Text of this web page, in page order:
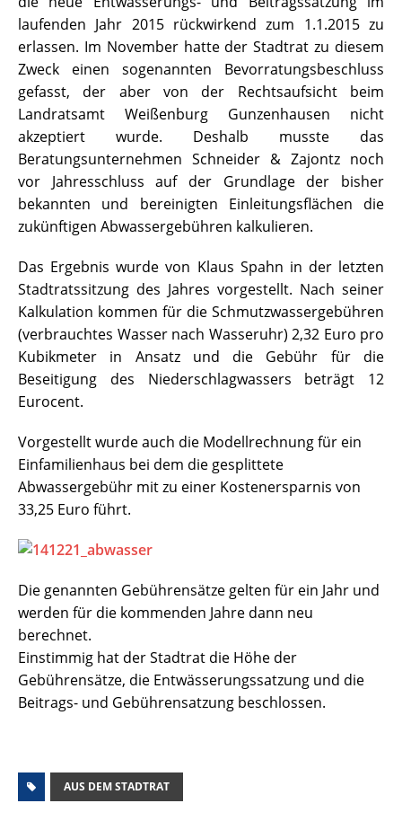
laufenden Jahr 2015 rückwirkend zum 1.1.2015 zu
erlassen. Im November hatte der Stadtrat zu diesem
Zweck einen sogenannten Bevorratungsbeschluss
gefasst, der aber von der Rechtsaufsicht beim
Landratsamt Weißenburg Gunzenhausen nicht
akzeptiert wurde. Deshalb musste das
Beratungsunternehmen Schneider & Zajontz noch
vor Jahresschluss auf der Grundlage der bisher
bekannten und bereinigten Einleitungsflächen die
zukünftigen Abwassergebühren kalkulieren.
Das Ergebnis wurde von Klaus Spahn in der letzten
Stadtratssitzung des Jahres vorgestellt. Nach seiner
Kalkulation kommen für die Schmutzwassergebühren
(verbrauchtes Wasser nach Wasseruhr) 2,32 Euro pro
Kubikmeter in Ansatz und die Gebühr für die
Beseitigung des Niederschlagwassers beträgt 12
Eurocent.
Vorgestellt wurde auch die Modellrechnung für ein
Einfamilienhaus bei dem die gesplittete
Abwassergebühr mit zu einer Kostenersparnis von
33,25 Euro führt.
Die genannten Gebührensätze gelten für ein Jahr und
werden für die kommenden Jahre dann neu
berechnet.
Einstimmig hat der Stadtrat die Höhe der
Gebührensätze, die Entwässerungssatzung und die
Beitrags- und Gebührensatzung beschlossen.
AUS DEM STADTRAT